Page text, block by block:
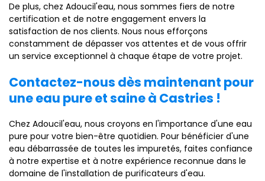
De plus, chez Adoucil'eau, nous sommes fiers de notre
certification et de notre engagement envers la
satisfaction de nos clients. Nous nous efforçons
constamment de dépasser vos attentes et de vous offrir
un service exceptionnel à chaque étape de votre projet.
Contactez-nous dès maintenant pour
une eau pure et saine à Castries !
Chez Adoucil'eau, nous croyons en l'importance d'une eau
pure pour votre bien-être quotidien. Pour bénéficier d'une
eau débarrassée de toutes les impuretés, faites confiance
à notre expertise et à notre expérience reconnue dans le
domaine de l'installation de purificateurs d'eau.